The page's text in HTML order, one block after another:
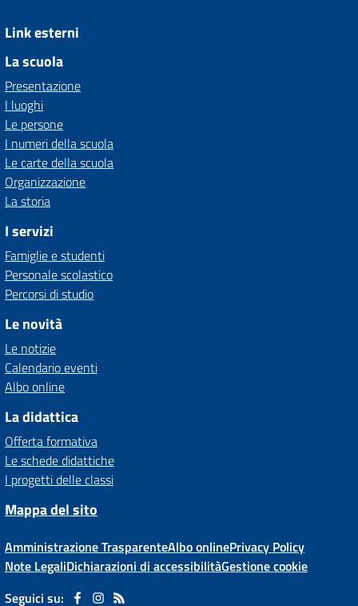
Link esterni
La scuola
Presentazione
I luoghi
Le persone
I numeri della scuola
Le carte della scuola
Organizzazione
La storia
I servizi
Famiglie e studenti
Personale scolastico
Percorsi di studio
Le novità
Le notizie
Calendario eventi
Albo online
La didattica
Offerta formativa
Le schede didattiche
I progetti delle classi
Mappa del sito
Amministrazione TrasparenteAlbo onlinePrivacy Policy
Note LegaliDichiarazioni di accessibilitàGestione cookie
Seguici su: